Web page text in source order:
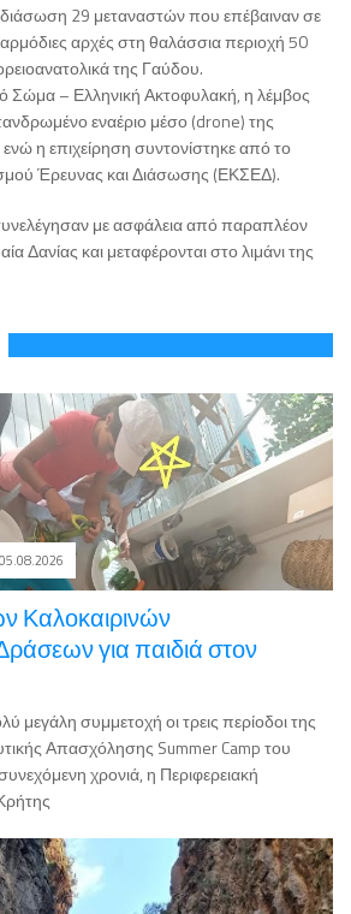
διάσωση 29 μεταναστών που επέβαιναν σε
αρχές στη θαλάσσια περιοχή 50
της Γαύδου.
Σώμα – Ελληνική Ακτοφυλακή, η λέμβος
εναέριο μέσο (drone) της
η επιχείρηση συντονίστηκε από το
Έρευνας και Διάσωσης (ΕΚΣΕΔ).
με ασφάλεια από παραπλέον
Δανίας και μεταφέρονται στο λιμάνι της
Καλοκαιρινών
για παιδιά στον
συμμετοχή οι τρεις περίοδοι της
Απασχόλησης Summer Camp του
χρονιά, η Περιφερειακή